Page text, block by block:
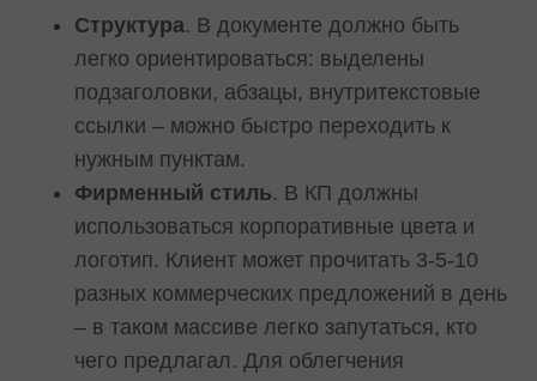
Структура. В документе должно быть
легко ориентироваться: выделены
подзаголовки, абзацы, внутритекстовые
ссылки – можно быстро переходить к
нужным пунктам.
Фирменный стиль. В КП должны
использоваться корпоративные цвета и
логотип. Клиент может прочитать 3-5-10
разных коммерческих предложений в день
– в таком массиве легко запутаться, кто
чего предлагал. Для облегчения